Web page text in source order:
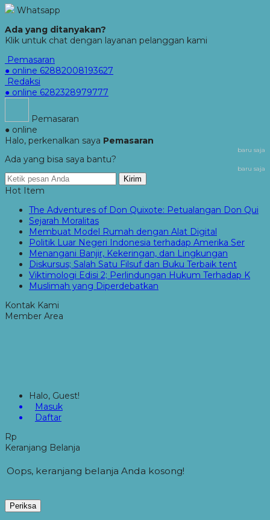
Whatsapp
Ada yang ditanyakan?
Klik untuk chat dengan layanan pelanggan kami
Pemasaran
● online 62882008193627
Redaksi
● online 6282328979777
Pemasaran
● online
Halo, perkenalkan saya Pemasaran
baru saja
Ada yang bisa saya bantu?
baru saja
Kirim
Hot Item
The Adventures of Don Quixote: Petualangan Don Qui
Sejarah Moralitas
Membuat Model Rumah dengan Alat Digital
Politik Luar Negeri Indonesia terhadap Amerika Ser
Menangani Banjir, Kekeringan, dan Lingkungan
Diskursus; Salah Satu Filsuf dan Buku Terbaik tent
Viktimologi Edisi 2; Perlindungan Hukum Terhadap K
Muslimah yang Diperdebatkan
Kontak Kami
Member Area
Halo, Guest!
Masuk
Daftar
Rp
Keranjang Belanja
Oops, keranjang belanja Anda kosong!
Periksa